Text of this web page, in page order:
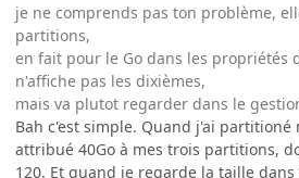
je ne comprends pas ton problème,
partitions,
en fait pour le Go dans les propriétés
n'affiche pas les dixièmes,
mais va plutot regarder dans le
Bah c'est simple. Quand j'ai partitioné
attribué 40Go à mes trois partitions,
120. Et quand je regarde la taille